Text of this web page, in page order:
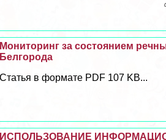
Мониторинг за состоянием
Белгорода
Статья в формате PDF 107 KB...
ИСПОЛЬЗОВАНИЕ